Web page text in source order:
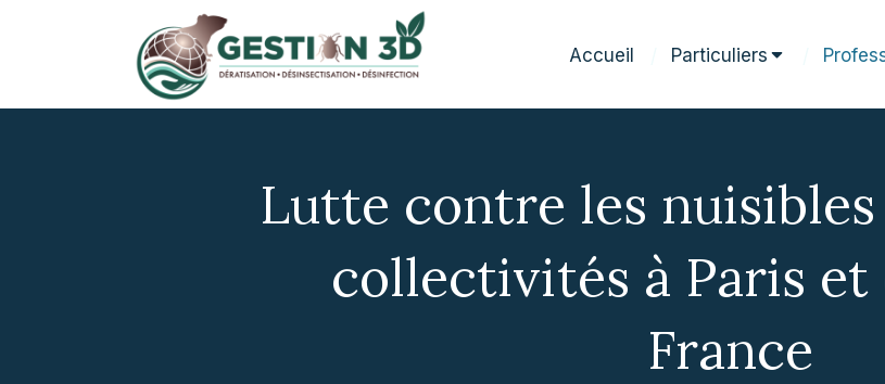
Accueil Particuliers
Lutte contre les nuisibles
collectivités à Paris
France